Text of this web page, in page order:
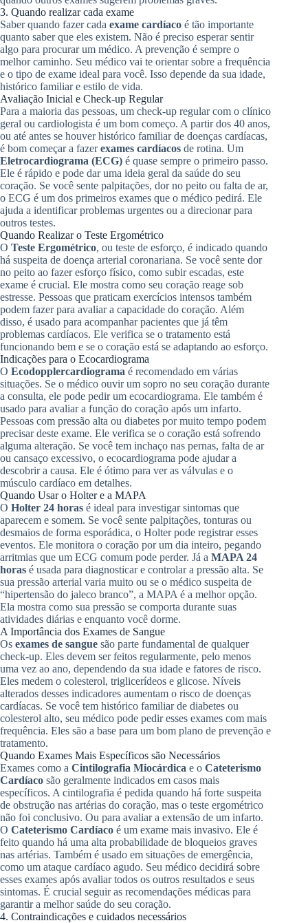
3. Quando realizar cada exame
Saber quando fazer cada exame cardíaco é tão importante
quanto saber que eles existem. Não é preciso esperar sentir
algo para procurar um médico. A prevenção é sempre o
melhor caminho. Seu médico vai te orientar sobre a frequência
e o tipo de exame ideal para você. Isso depende da sua idade,
histórico familiar e estilo de vida.
Avaliação Inicial e Check-up Regular
Para a maioria das pessoas, um check-up regular com o clínico
geral ou cardiologista é um bom começo. A partir dos 40 anos,
ou até antes se houver histórico familiar de doenças cardíacas,
é bom começar a fazerexames cardíacos de rotina. Um
Eletrocardiograma (ECG) é quase sempre o primeiro passo.
Ele é rápido e pode dar uma ideia geral da saúde do seu
coração. Se você sente palpitações, dor no peito ou falta de ar,
o ECG é um dos primeiros exames que o médico pedirá. Ele
ajuda a identificar problemas urgentes ou a direcionar para
outros testes.
Quando Realizar o Teste Ergométrico
O Teste Ergométrico, ou teste de esforço, é indicado quando
há suspeita de doença arterial coronariana. Se você sente dor
no peito ao fazer esforço físico, como subir escadas, este
exame é crucial. Ele mostra como seu coração reage sob
estresse. Pessoas que praticam exercícios intensos também
podem fazer para avaliar a capacidade do coração. Além
disso, é usado para acompanhar pacientes que já têm
problemas cardíacos. Ele verifica se o tratamento está
funcionando bem e se o coração está se adaptando ao esforço.
Indicações para o Ecocardiograma
O Ecodopplercardiograma é recomendado em várias
situações. Se o médico ouvir um sopro no seu coração durante
a consulta, ele pode pedir um ecocardiograma. Ele também é
usado para avaliar a função do coração após um infarto.
Pessoas com pressão alta ou diabetes por muito tempo podem
precisar deste exame. Ele verifica se o coração está sofrendo
alguma alteração. Se você tem inchaço nas pernas, falta de ar
ou cansaço excessivo, o ecocardiograma pode ajudar a
descobrir a causa. Ele é ótimo para ver as válvulas e o
músculo cardíaco em detalhes.
Quando Usar o Holter e a MAPA
O Holter 24 horas é ideal para investigar sintomas que
aparecem e somem. Se você sente palpitações, tonturas ou
desmaios de forma esporádica, o Holter pode registrar esses
eventos. Ele monitora o coração por um dia inteiro, pegando
arritmias que um ECG comum pode perder. Já a MAPA 24
horas é usada para diagnosticar e controlar a pressão alta. Se
sua pressão arterial varia muito ou se o médico suspeita de
“hipertensão do jaleco branco”, a MAPA é a melhor opção.
Ela mostra como sua pressão se comporta durante suas
atividades diárias e enquanto você dorme.
A Importância dos Exames de Sangue
Os exames de sangue são parte fundamental de qualquer
check-up. Eles devem ser feitos regularmente, pelo menos
uma vez ao ano, dependendo da sua idade e fatores de risco.
Eles medem o colesterol, triglicerídeos e glicose. Níveis
alterados desses indicadores aumentam o risco de doenças
cardíacas. Se você tem histórico familiar de diabetes ou
colesterol alto, seu médico pode pedir esses exames com mais
frequência. Eles são a base para um bom plano de prevenção e
tratamento.
Quando Exames Mais Específicos são Necessários
Exames como a Cintilografia Miocárdica e o Cateterismo
Cardíaco são geralmente indicados em casos mais
específicos. A cintilografia é pedida quando há forte suspeita
de obstrução nas artérias do coração, mas o teste ergométrico
não foi conclusivo. Ou para avaliar a extensão de um infarto.
O Cateterismo Cardíaco é um exame mais invasivo. Ele é
feito quando há uma alta probabilidade de bloqueios graves
nas artérias. Também é usado em situações de emergência,
como um ataque cardíaco agudo. Seu médico decidirá sobre
esses exames após avaliar todos os outros resultados e seus
sintomas. É crucial seguir as recomendações médicas para
garantir a melhor saúde do seu coração.
4. Contraindicações e cuidados necessários